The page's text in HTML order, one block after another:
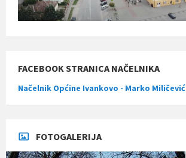
FACEBOOK STRANICA NAČELNIKA
Načelnik Općine Ivankovo - Marko Miličević
FOTOGALERIJA